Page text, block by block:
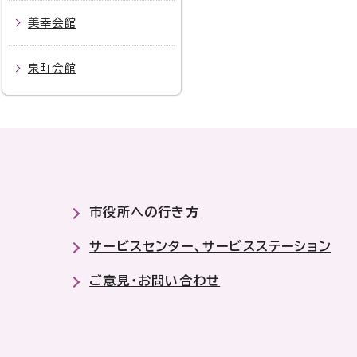
美幸会館
泉町会館
市役所への行き方
サービスセンター、サービスステーション
ご意見・お問い合わせ